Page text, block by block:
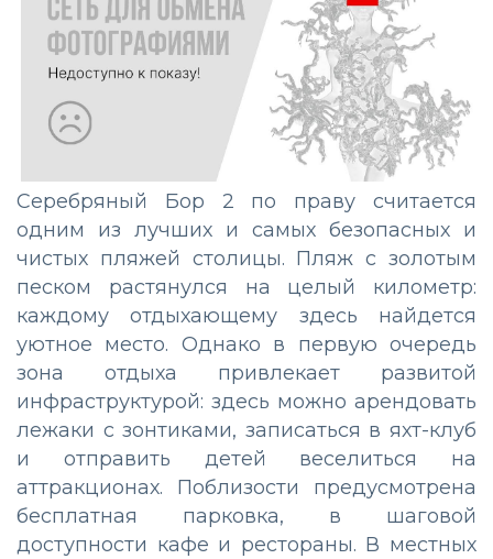
Серебряный Бор 2 по праву считается
одним из лучших и самых безопасных и
чистых пляжей столицы. Пляж с золотым
песком растянулся на целый километр:
каждому отдыхающему здесь найдется
уютное место. Однако в первую очередь
зона отдыха привлекает развитой
инфраструктурой: здесь можно арендовать
лежаки с зонтиками, записаться в яхт-клуб
и отправить детей веселиться на
аттракционах. Поблизости предусмотрена
бесплатная парковка, в шаговой
доступности кафе и рестораны. В местных